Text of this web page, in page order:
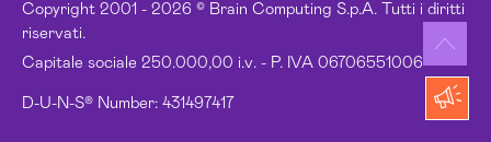
Copyright 2001 - 2026 © Brain Computing S.p.A. Tutti i diritti
riservati.
Capitale sociale 250.000,00 i.v. - P. IVA 06706551006
D-U-N-S® Number: 431497417